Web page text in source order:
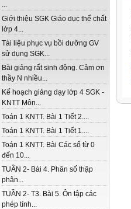
...
Giới thiệu SGK Giáo dục thể chất
lớp 4...
Tài liệu phục vụ bồi dưỡng GV
sử dụng SGK...
Bài giảng rất sinh động. Cảm ơn
thầy N nhiều...
Kế hoạch giảng dạy lớp 4 SGK -
KNTT Môn...
Toán 1 KNTT. Bài 1 Tiết 2....
Toán 1 KNTT. Bài 1 Tiết 1....
Toán 1 KNTT. Bài Các số từ 0
đến 10...
TUẦN 2- Bài 4. Phân số thập
phân...
TUẦN 2- T3. Bài 5. Ôn tập các
phép tính...